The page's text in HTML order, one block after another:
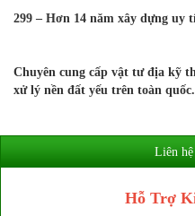
299 – Hơn 14 năm xây dựng
Chuyên cung cấp vật tư địa kỹ
xử lý nền đất yếu trên toàn quốc.
Liên
Hỗ Trợ